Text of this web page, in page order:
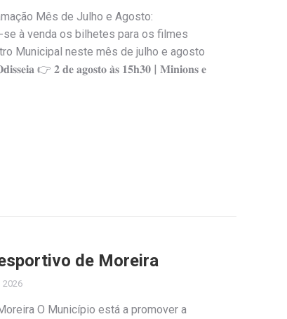
Mês de Julho e Agosto:
à venda os bilhetes para os filmes
Municipal neste mês de julho e agosto
👉 𝟐 𝐝𝐞 𝐚𝐠𝐨𝐬𝐭𝐨 𝐚̀𝐬 𝟏𝟓𝐡𝟑𝟎 | 𝐌𝐢𝐧𝐢𝐨𝐧𝐬 𝐞
de Moreira
2026
O Município está a promover a